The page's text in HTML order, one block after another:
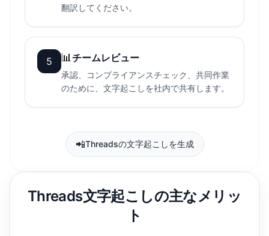
翻訳してください。
5 📊 チームレビュー
承認、コンプライアンスチェック、共同作業
のために、文字起こしを社内で共有します。
📲Threadsの文字起こしを生成
Threads文字起こしの主なメリッ
ト